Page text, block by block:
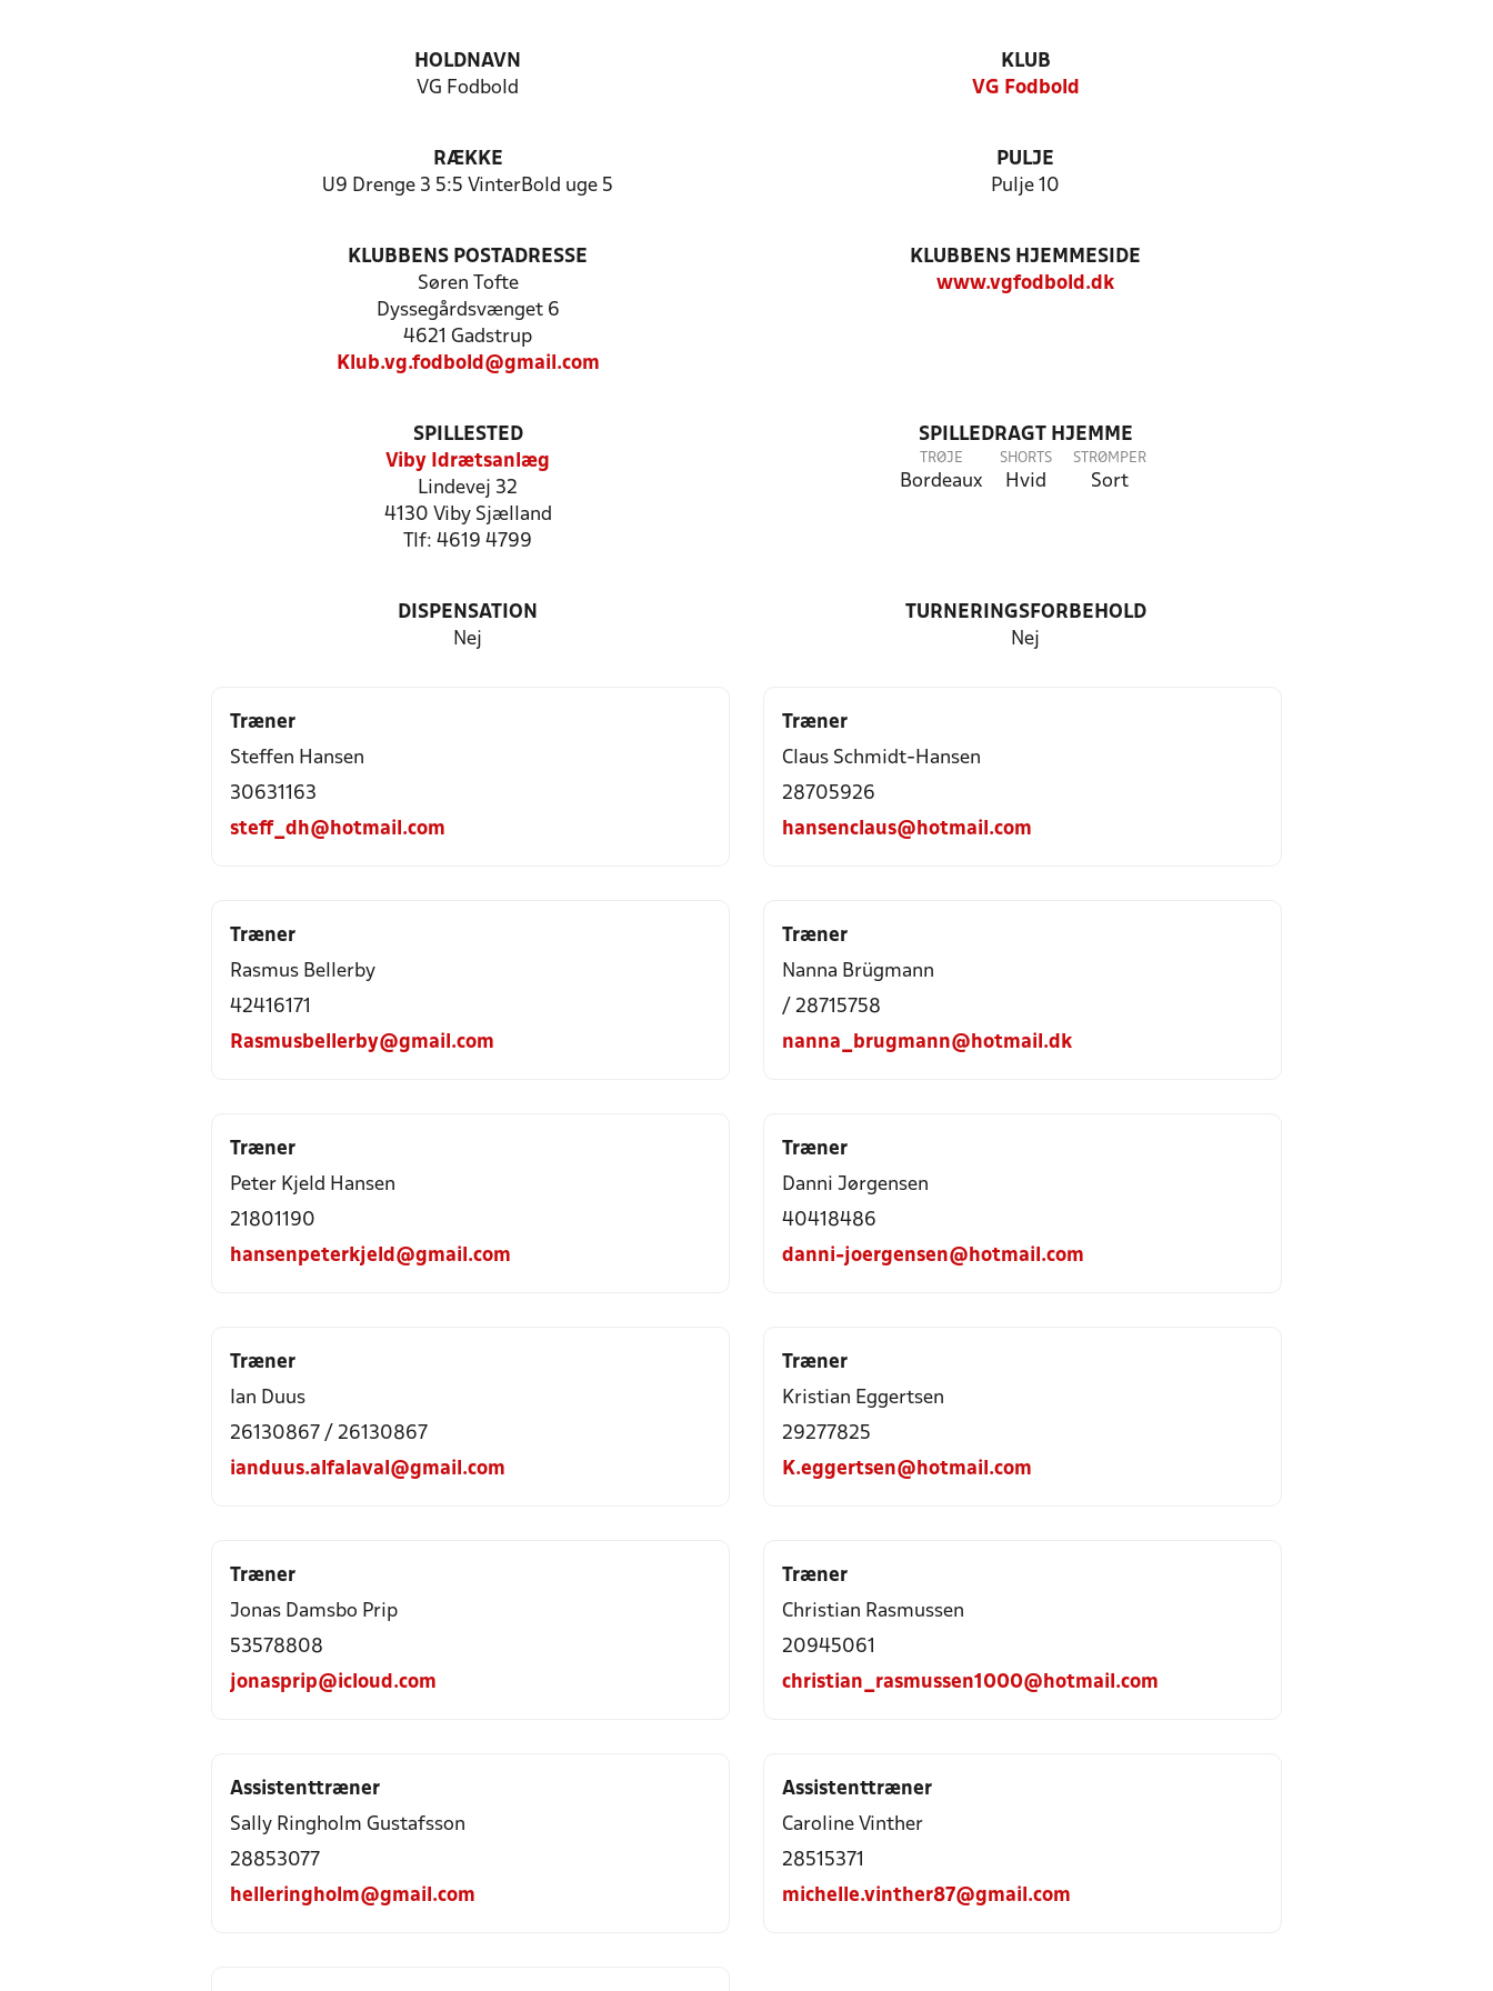
HOLDNAVN
VG Fodbold
KLUB
VG Fodbold
RÆKKE
U9 Drenge 3 5:5 VinterBold uge 5
PULJE
Pulje 10
KLUBBENS POSTADRESSE
Søren Tofte
Dyssegårdsvænget 6
4621 Gadstrup
Klub.vg.fodbold@gmail.com
KLUBBENS HJEMMESIDE
www.vgfodbold.dk
SPILLESTED
Viby Idrætsanlæg
Lindevej 32
4130 Viby Sjælland
Tlf: 4619 4799
SPILLEDRAGT HJEMME
TRØJE
Bordeaux
SHORTS
Hvid
STRØMPER
Sort
DISPENSATION
Nej
TURNERINGSFORBEHOLD
Nej
Træner
Steffen Hansen
30631163
steff_dh@hotmail.com
Træner
Claus Schmidt-Hansen
28705926
hansenclaus@hotmail.com
Træner
Rasmus Bellerby
42416171
Rasmusbellerby@gmail.com
Træner
Nanna Brügmann
/ 28715758
nanna_brugmann@hotmail.dk
Træner
Peter Kjeld Hansen
21801190
hansenpeterkjeld@gmail.com
Træner
Danni Jørgensen
40418486
danni-joergensen@hotmail.com
Træner
Ian Duus
26130867 / 26130867
ianduus.alfalaval@gmail.com
Træner
Kristian Eggertsen
29277825
K.eggertsen@hotmail.com
Træner
Jonas Damsbo Prip
53578808
jonasprip@icloud.com
Træner
Christian Rasmussen
20945061
christian_rasmussen1000@hotmail.com
Assistenttræner
Sally Ringholm Gustafsson
28853077
helleringholm@gmail.com
Assistenttræner
Caroline Vinther
28515371
michelle.vinther87@gmail.com